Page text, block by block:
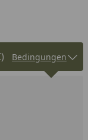
Bedingungen
eins erhöhen